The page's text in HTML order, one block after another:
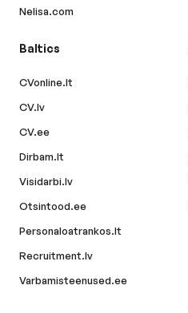
Nelisa.com
Baltics
CVonline.lt
CV.lv
CV.ee
Dirbam.lt
Visidarbi.lv
Otsintood.ee
Personaloatrankos.lt
Recruitment.lv
Varbamisteenused.ee